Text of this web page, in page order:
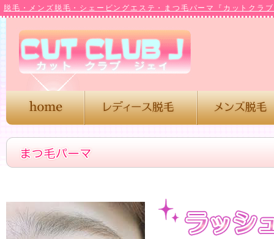
脱毛・メンズ脱毛・シェービングエステ・まつ毛パーマ『カットクラ